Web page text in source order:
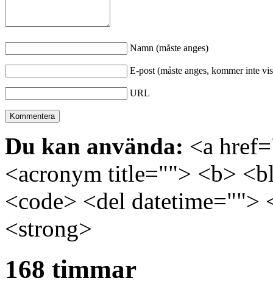
Namn (måste anges)
E-post (måste anges, kommer inte
URL
Du kan använda: <a
<acronym title=""> <b>
<code> <del
<strong>
168 timmar